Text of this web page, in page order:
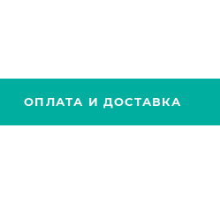
ОПЛАТА И ДОСТАВКА